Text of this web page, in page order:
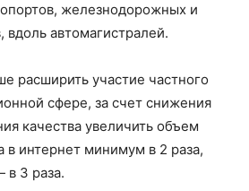
железнодорожных и
вдоль автомагистралей.
расширить участие частного
сфере, за счет снижения
качества увеличить объем
в интернет минимум в 2 раза,
в 3 раза.